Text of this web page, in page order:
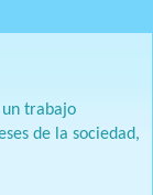
trabajo
de la sociedad,